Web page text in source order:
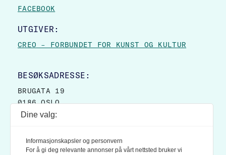
FACEBOOK
UTGIVER:
CREO – FORBUNDET FOR KUNST OG KULTUR
BESØKSADRESSE:
BRUGATA 19
0186 OSLO
POSTBOKS 9007 GRØNLAND
0133 OSLO
Dine valg:
Informasjonskapsler og personvern
For å gi deg relevante annonser på vårt nettsted bruker vi